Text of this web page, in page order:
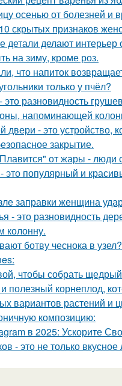
осенью от болезней и
скрытых признаков
детали делают
на зиму, кроме роз.
что напиток
только у пчёл?
разновидность
напоминающей
двери - это устройство,
закрытие.
от жары - люди
это популярный и
заправки женщина
- это разновидность
колонну.
ботву чеснока в узел?
чтобы собрать
полезный корнеплод,
вариантов растений
композицию:
в 2025: Ускорите
- это не только